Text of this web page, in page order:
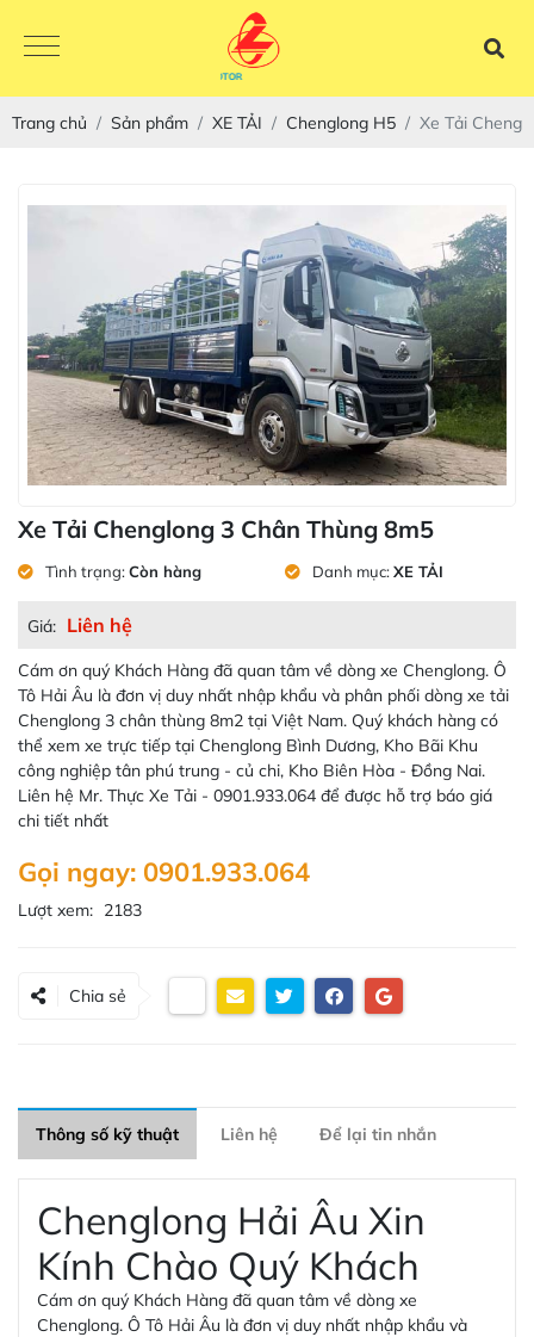
Trang chủ Sản phẩm XE TẢI Chenglong H5 Xe Tải
Xe Tải Chenglong 3 Chân Thùng 8m5
Tình trạng:Còn hàng Danh mục:XE TẢI
Giá: Liên hệ
Cám ơn quý Khách Hàng đã quan tâm về dòng xe Chenglong. Ô
Tô Hải Âu là đơn vị duy nhất nhập khẩu và phân phối dòng xe tải
Chenglong 3 chân thùng 8m2 tại Việt Nam. Quý khách hàng có
thể xem xe trực tiếp tại Chenglong Bình Dương, Kho Bãi Khu
công nghiệp tân phú trung - củ chi, Kho Biên Hòa - Đồng Nai.
Liên hệ Mr. Thực Xe Tải - 0901.933.064 để được hỗ trợ báo giá
chi tiết nhất
Gọi ngay: 0901.933.064
Lượt xem: 2183
Chia sẻ
Thông số kỹ thuật Liên hệ Để lại tin nhắn
Chenglong Hải Âu Xin
Kính Chào Quý Khách
Cám ơn quý Khách Hàng đã quan tâm về dòng xe
Chenglong. Ô Tô Hải Âu là đơn vị duy nhất nhập khẩu và